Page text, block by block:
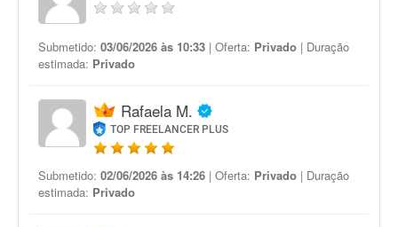
Submetido: 03/06/2026 às 10:33 | Oferta: Privado | Duração
estimada: Privado
Rafaela M.
TOP FREELANCER PLUS
Submetido: 02/06/2026 às 14:26 | Oferta: Privado | Duração
estimada: Privado